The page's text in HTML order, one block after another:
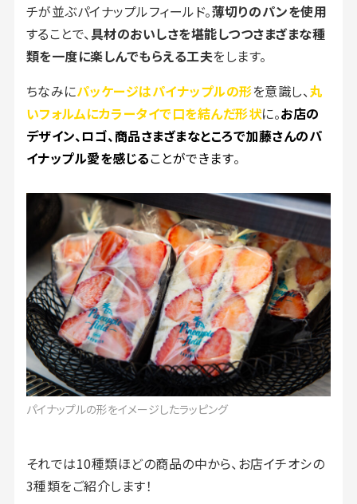
チが並ぶパイナップルフィールド。薄切りのパンを使用
することで、具材のおいしさを堪能しつつさまざまな種
類を一度に楽しんでもらえる工夫をします。
ちなみにパッケージはパイナップルの形を意識し、丸
いフォルムにカラータイで口を結んだ形状に。お店の
デザイン、ロゴ、商品さまざまなところで加藤さんのパ
イナップル愛を感じることができます。
パイナップルの形をイメージしたラッピング
それでは10種類ほどの商品の中から、お店イチオシの
3種類をご紹介します！